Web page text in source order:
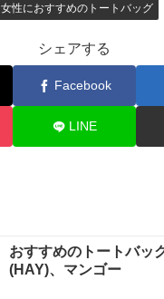
女性におすすめのトートバッグ
シェアする
Facebook
LINE
おすすめのトートバッ
(HAY)、マンゴー